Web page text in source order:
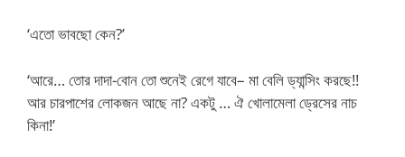
‘এতো ভাবছো কেন?’
‘আরে… তোর দাদা-বোন তো শুনেই রেগে যাবে– মা বেলি ড্যান্সিং করছে!!
আর চারপাশের লোকজন আছে না? একটু … ঐ খোলামেলা ড্রেসের নাচ
কিনা!’